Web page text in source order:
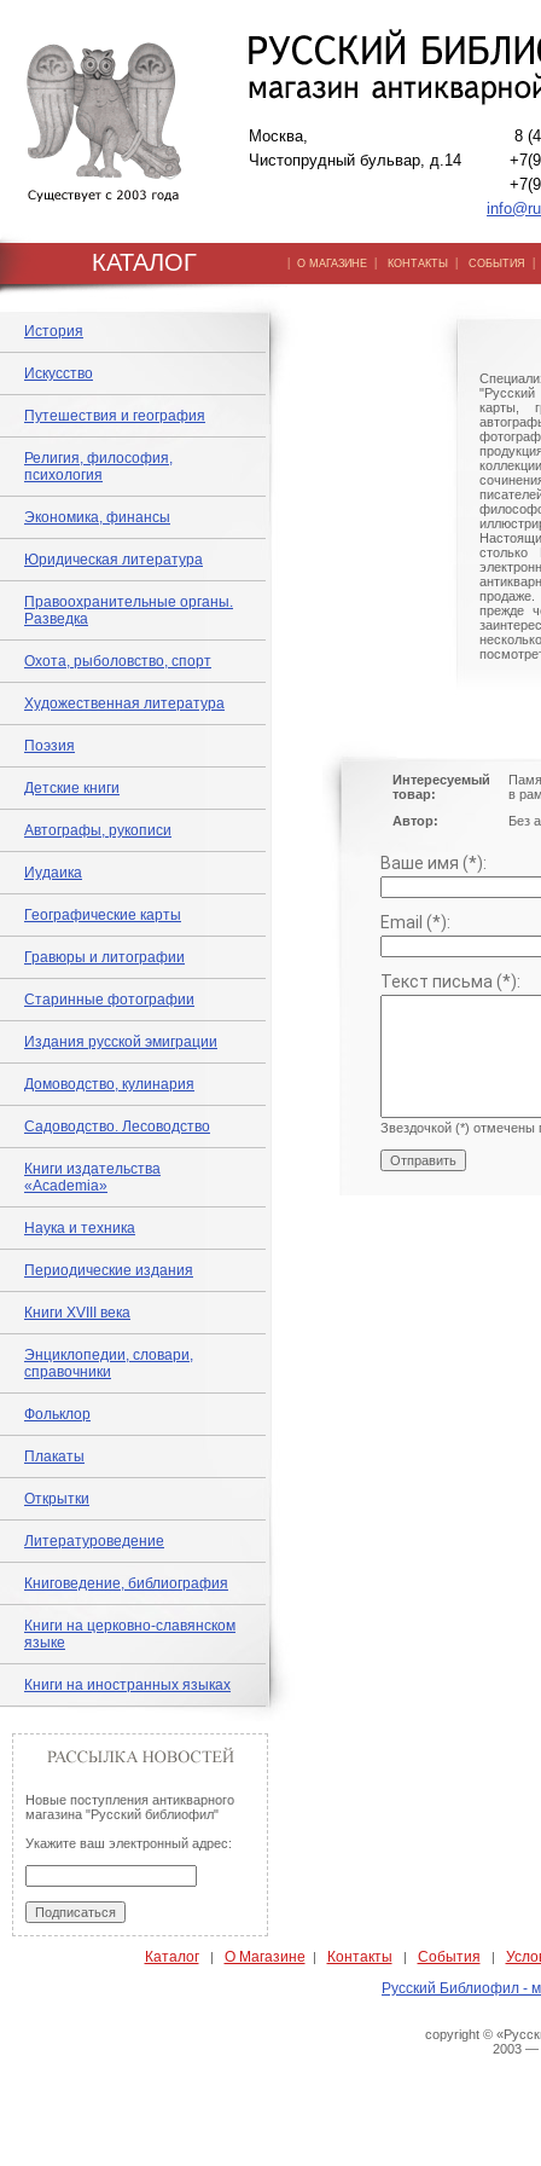
Москва,
Чистопрудный бульвар, д.14
8
КАТАЛОГ | О МАГАЗИНЕ | КОНТАКТЫ | СОБЫТИЯ
История
Искусство
Путешествия и география
Религия, философия,
психология
Экономика, финансы
Юридическая литература
Правоохранительные органы.
Разведка
Охота, рыболовство, спорт
Художественная литература
Поэзия
Детские книги
Автографы, рукописи
Иудаика
Географические карты
Гравюры и литографии
Старинные фотографии
Издания русской эмиграции
Домоводство, кулинария
Садоводство. Лесоводство
Книги издательства
«Academia»
Наука и техника
Периодические издания
Книги XVIII века
Энциклопедии, словари,
справочники
Фольклор
Плакаты
Открытки
Литературоведение
Книговедение, библиография
Книги на церковно-славянском
языке
Книги на иностранных языках
Новые поступления антикварного
магазина "Русский библиофил"
Укажите ваш электронный адрес:
"Русский
карты,
столько
прежде
Интересуемый
товар:
в
Автор:
Без
Ваше имя (*):
Email (*):
Текст письма (*):
Звездочкой (*) отмечены
Каталог| О Магазине | Контакты | События |
Русский Библиофил -
copyright ©
2003 —